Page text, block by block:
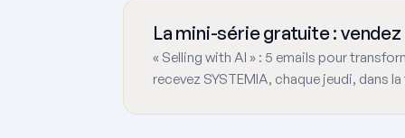
La mini-série gratuite :
« Selling with AI » : 5 emails pour
recevez SYSTEMIA, chaque jeudi, dans